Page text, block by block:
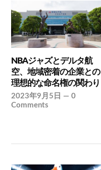
NBAジャズとデルタ航
空、地域密着の企業との
理想的な命名権の関わり
2023年9月5日 —0
Comments